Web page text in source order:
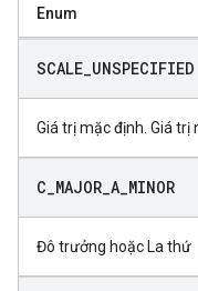
Enum
SCALE UNSPECIFIED
Giá trị mặc định. Giá trị
C MAJOR A MINOR
Đô trưởng hoặc La thứ